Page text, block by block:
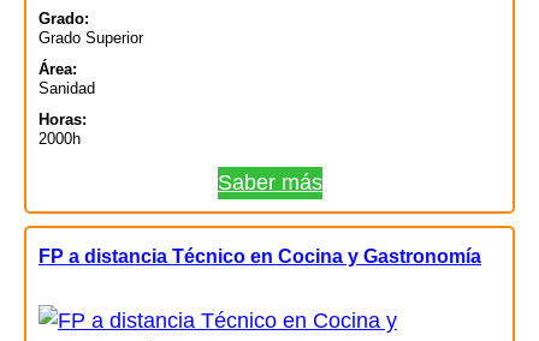
Grado:
Grado Superior
Área:
Sanidad
Horas:
2000h
Saber más
FP a distancia Técnico en Cocina y Gastronomía